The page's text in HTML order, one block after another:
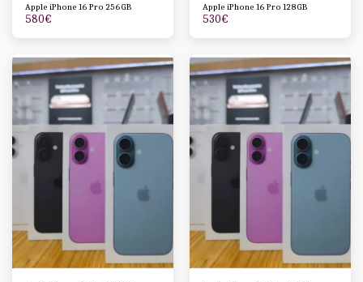
Apple iPhone 16 Pro 256GB
580€
Apple iPhone 16 Pro 128GB
530€